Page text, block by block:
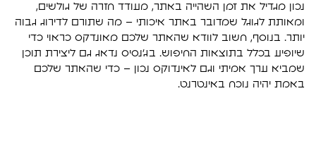
נכון מגדיל את זמן השהייה באתר, מעודד חזרה של גולשים,
ומאותת לגוגל שמדובר באתר איכותי – מה שתורם לדירוג גבוה
יותר. בנוסף, חשוב לוודא שהאתר שלכם מאונדקס כראוי כדי
שיופיע בכלל בתוצאות החיפוש. בג’נסיס נדאג גם ליצירת תוכן
שמביא ערך אמיתי וגם לאינדוקס נכון – כדי שהאתר שלכם
באמת יהיה נוכח באינטרנט.